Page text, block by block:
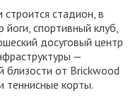
стадион, в
спортивный клуб,
досуговый центр
—
близости от Brickwood
теннисные корты.